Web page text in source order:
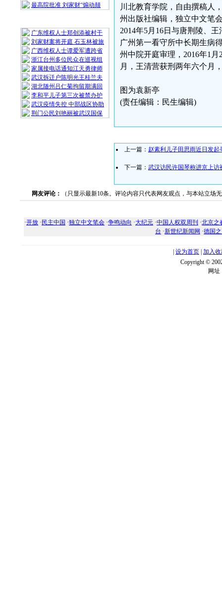
最高院批准 刘家财“煽动颠
广东维权人士郑创添被村干
刘家财案将开庭 石玉林被旅
广西维权人士谭爱军遭跨省
浙江台州多位民众在巡视组
家属接电话通知江天勇律师
武汉拆迁户陈明光王桂兰夫
湖北随州吕仁菊拘留期满回
李和平儿子第三次被禁办护
武汉疫情失控 中部战区协助
荆门公民刘艳丽被武汉国保
川北教育学院，自由撰稿人
州出版社编辑，独立中文笔
2014年5月16日与唐荆陵、
广州第一看守所中长期生病
州中院开庭审理，2016年1
月，王清营获刑两年六个月
图为袁新亭
(责任编辑：民生编辑)
上一篇： 赵素利儿子田思雨近日发起
下一篇： 武汉访民许国琴称进京上访
网友评论： （只显示最新10条。评论内容只代表网友观点，与本站立场
·开放 · 民主中国 ·独立中文笔会 ·争鸣动向 ·大纪元 ·中国人权双周刊 ·北京之
台 ·新世纪新闻网 ·德国
设为首页 加入
Copyright ©
网址